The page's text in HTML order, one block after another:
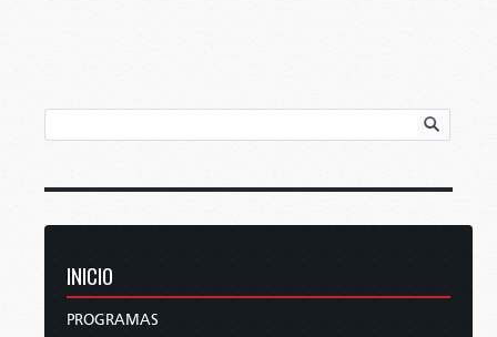
INICIO
PROGRAMAS